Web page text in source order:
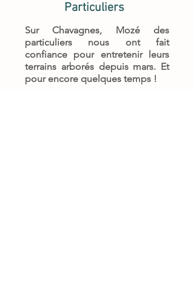
Particuliers
Sur Chavagnes, Mozé des
particuliers nous ont fait
confiance pour entretenir leurs
terrains arborés depuis mars. Et
pour encore quelques temps !